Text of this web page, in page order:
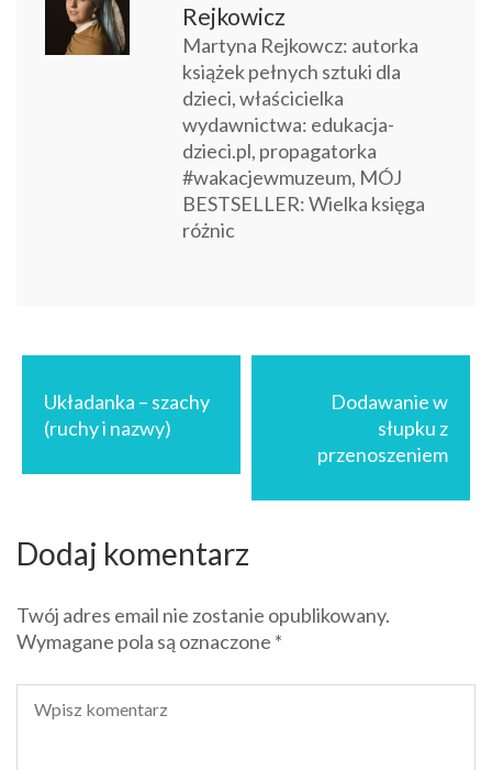
Rejkowicz
Martyna Rejkowcz: autorka
książek pełnych sztuki dla
dzieci, właścicielka
wydawnictwa: edukacja-
dzieci.pl, propagatorka
#wakacjewmuzeum, MÓJ
BESTSELLER: Wielka księga
różnic
Nawigacja
wpisu
Układanka – szachy
(ruchy i nazwy)
Dodawanie w
słupku z
przenoszeniem
Dodaj komentarz
Twój adres email nie zostanie opublikowany.
Wymagane pola są oznaczone *